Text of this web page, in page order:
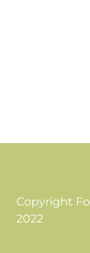
Copyright
2022